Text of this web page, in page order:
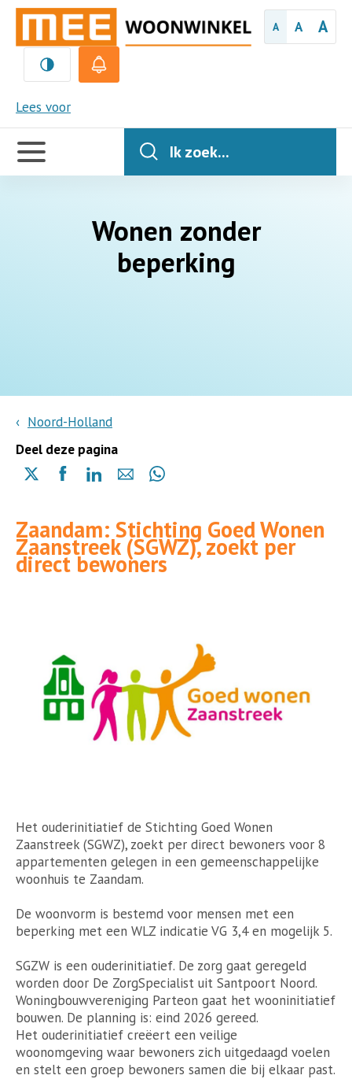
A A A
Lees voor
MEE
Handige
links
Ik zoek...
Wonen zonder
beperking
Noord-Holland
Deel deze pagina
Delen
(opent
in
een
nieuwe
Delen
(opent
in
een
nieuwe
Delen
(opent
in
een
nieuwe
Delen
mail
Delen
(opent
in
een
Zaandam: Stichting Goed Wonen
Zaanstreek (SGWZ), zoekt per
direct bewoners
Het ouderinitiatief de Stichting Goed Wonen
Zaanstreek (SGWZ), zoekt per direct bewoners voor 8
appartementen gelegen in een gemeenschappelijke
woonhuis te Zaandam.
De woonvorm is bestemd voor mensen met een
beperking met een WLZ indicatie VG 3,4 en mogelijk 5.
SGZW is een ouderinitiatief. De zorg gaat geregeld
worden door De ZorgSpecialist uit Santpoort Noord.
Woningbouwvereniging Parteon gaat het wooninitiatief
bouwen. De planning is: eind 2026 gereed.
Het ouderinitiatief creëert een veilige
woonomgeving waar bewoners zich uitgedaagd voelen
en stelt een groep bewoners samen die bij elkaar past.